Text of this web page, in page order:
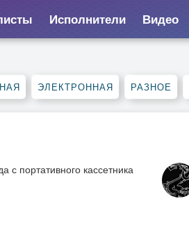
Исполнители Видео
ЭЛЕКТРОННАЯ РАЗНОЕ
с портативного кассетника